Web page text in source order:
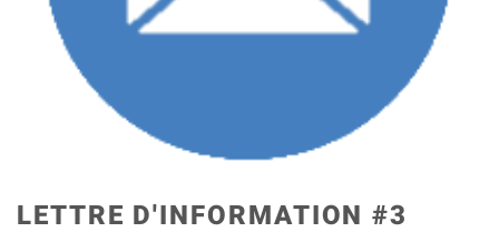
LETTRE D'INFORMATION #3